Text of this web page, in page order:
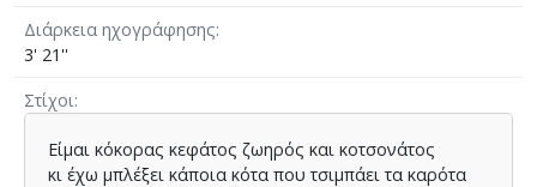
Διάρκεια ηχογράφησης
3' 21''
Στίχοι
Είµαι κόκορας κεφάτος ζωηρός και κοτσονάτος
κι έχω µπλέξει κάποια κότα που τσιµπάει τα καρότα